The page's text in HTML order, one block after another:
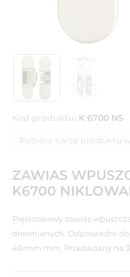
Kod produktu: K 6700 NS
Pobierz kartę produktu
ZAWIAS
K6700
Pięcioosiowy zawias
drewnianych. Odpowiedni
40 mm mm. Przebadany na